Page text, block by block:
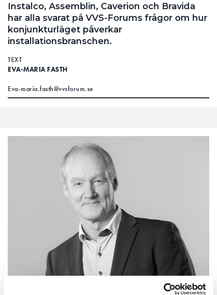
Instalco, Assemblin, Caverion och Bravida
har alla svarat på VVS-Forums frågor om hur
konjunkturläget påverkar
installationsbranschen.
TEXT
EVA-MARIA FASTH
Eva-maria.fasth@vvsforum.se